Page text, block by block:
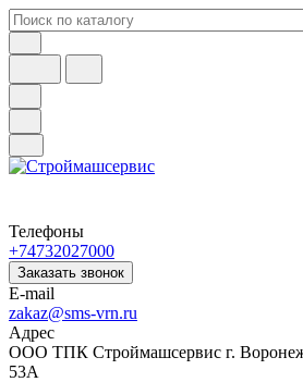
Телефоны
+74732027000
Заказать звонок
E-mail
zakaz@sms-vrn.ru
Адрес
ООО ТПК Строймашсервис г.
53А